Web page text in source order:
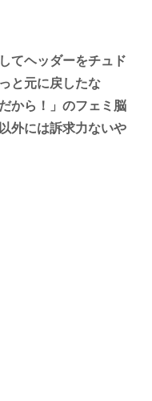
てヘッダーをチュド
と元に戻したな
から！」のフェミ脳
外には訴求力ないや